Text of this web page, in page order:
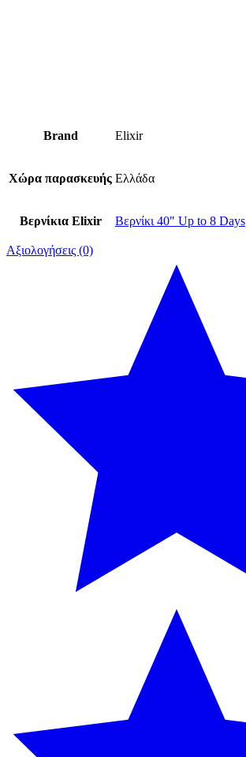
Brand Elixir
Χώρα παρασκευής Ελλάδα
Βερνίκια Elixir Βερνίκι 40" Up to 8 Days
Αξιολογήσεις (0)